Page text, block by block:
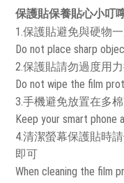
保護貼保養貼心小叮
1.保護貼避免與硬物
Do not place sharp
2.保護貼請勿過度用
Do not wipe the film
3.手機避免放置在多
Keep your smart phone
4.清潔螢幕保護貼時
即可
When cleaning the film